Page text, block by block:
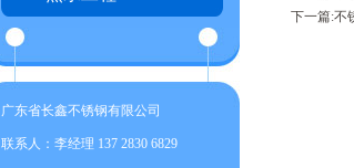
广东省长鑫不锈钢有限公司
联系人：李经理 137 2830 6829
下一篇:不